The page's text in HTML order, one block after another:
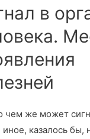
в
чем же может
иное, казалось бы,